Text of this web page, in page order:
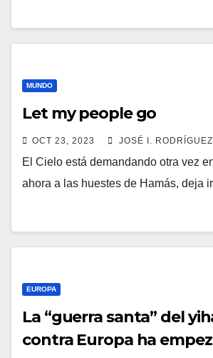
MUNDO
Let my people go
OCT 23, 2023 JOSÉ I. RODRÍGUEZ
El Cielo está demandando otra vez
ahora a las huestes de Hamás, deja
EUROPA
La “guerra santa” del
contra Europa ha